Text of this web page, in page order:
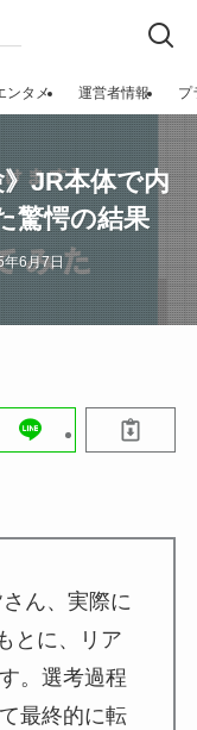
ンタメ 運営者情報 プ
JR本体で内
驚愕の結果
年6月7日
ん、実際に
とに、リア
。選考過程
最終的に転